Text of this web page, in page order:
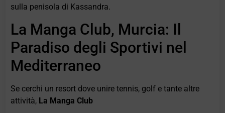
sulla penisola di Kassandra.
La Manga Club, Murcia: Il
Paradiso degli Sportivi nel
Mediterraneo
Se cerchi un resort dove unire tennis, golf e tante altre
attività, La Manga Club